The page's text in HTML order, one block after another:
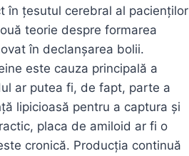
în țesutul cerebral al pacienților
teorie despre formarea
în declanșarea bolii.
este cauza principală a
ar putea fi, de fapt, parte a
lipicioasă pentru a captura și
placa de amiloid ar fi o
cronică. Producția continuă